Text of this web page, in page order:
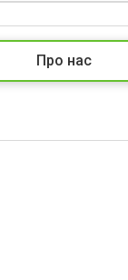
Про нас